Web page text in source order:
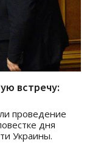
встречу:
проведение
дня
Украины.